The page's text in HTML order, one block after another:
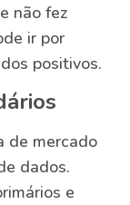
não fez
ir por
positivos.
de mercado
dados.
e